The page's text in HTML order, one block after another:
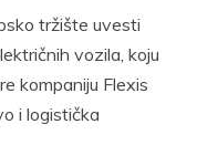
tržište uvesti
vozila, koju
kompaniju Flexis
i logistička